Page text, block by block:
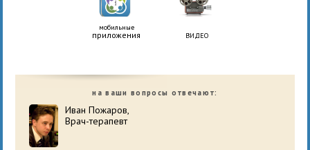
мобильные
приложения ВИДЕО
на ваши вопросы отвечают:
Иван Пожаров,
Врач-терапевт